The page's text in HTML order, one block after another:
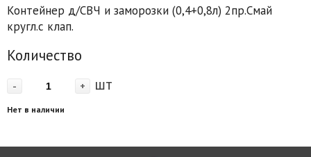
Контейнер д/СВЧ и заморозки (0,4+0,8л) 2пр.Смай
кругл.с клап.
Количество
- + шт
Нет в наличии